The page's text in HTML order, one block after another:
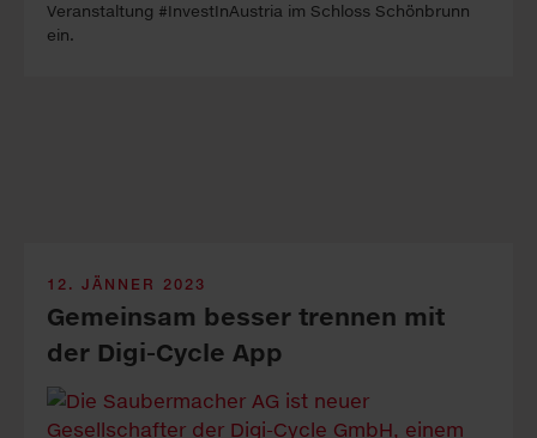
Veranstaltung #InvestInAustria im Schloss Schönbrunn
ein.
12. JÄNNER 2023
Gemeinsam besser trennen mit
der Digi-Cycle App